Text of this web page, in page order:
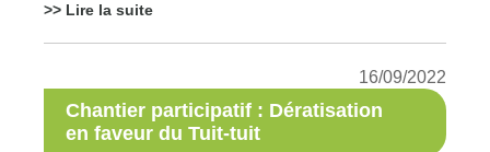
>> Lire la suite
16/09/2022
Chantier participatif : Dératisation
en faveur du Tuit-tuit